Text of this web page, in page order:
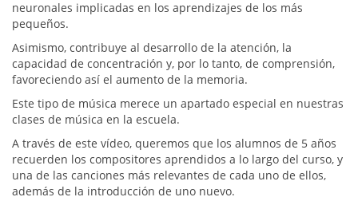
neuronales implicadas en los aprendizajes de los más
pequeños.
Asimismo, contribuye al desarrollo de la atención, la
capacidad de concentración y, por lo tanto, de comprensión,
favoreciendo así el aumento de la memoria.
Este tipo de música merece un apartado especial en nuestras
clases de música en la escuela.
A través de este vídeo, queremos que los alumnos de 5 años
recuerden los compositores aprendidos a lo largo del curso, y
una de las canciones más relevantes de cada uno de ellos,
además de la introducción de uno nuevo.